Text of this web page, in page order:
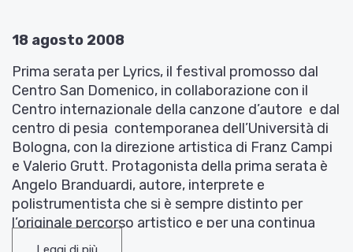
18 agosto 2008
Prima serata per Lyrics, il festival promosso dal
Centro San Domenico, in collaborazione con il
Centro internazionale della canzone d’autore e dal
centro di pesia contemporanea dell’Università di
Bologna, con la direzione artistica di Franz Campi
e Valerio Grutt. Protagonista della prima serata è
Angelo Branduardi, autore, interprete e
polistrumentista che si è sempre distinto per
l’originale percorso artistico e per una continua
ricerca capace di attingere a piene mani dalla